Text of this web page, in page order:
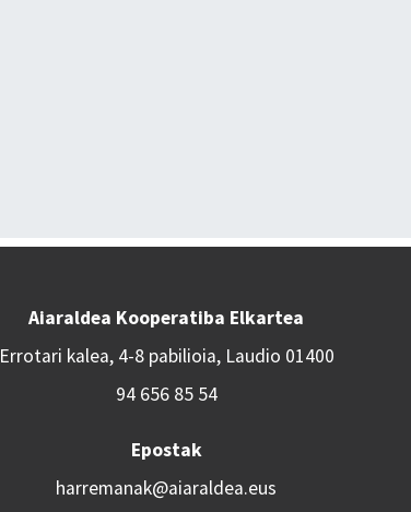
Aiaraldea Kooperatiba Elkartea
Errotari kalea, 4-8 pabilioia, Laudio 01400
94 656 85 54
Epostak
harremanak@aiaraldea.eus